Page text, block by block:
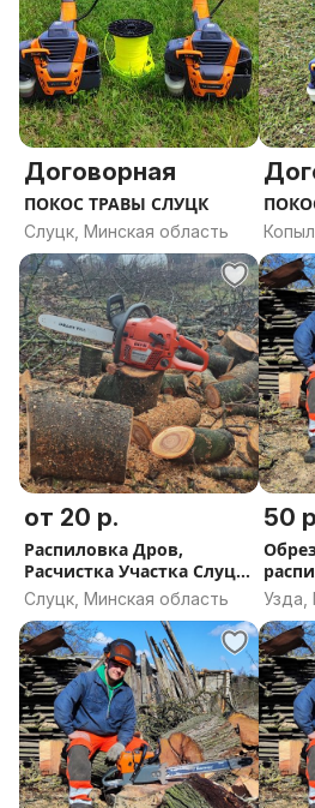
Договорная
ПОКОС ТРАВЫ СЛУЦК
Слуцк, Минская область
от 20 р.
Распиловка Дров,
Расчистка Участка Слуцк
Слуцкий район
Слуцк, Минская область
50
туй
Узда,